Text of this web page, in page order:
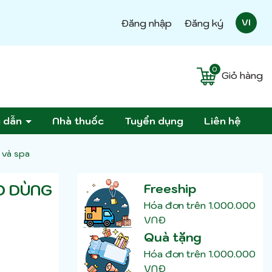
Đăng nhập Đăng ký VI
Giỏ hàng
0
dẫn Nhà thuốc Tuyển dụng Liên hệ
spa
DÙNG Freeship
Hóa đơn trên 1.000.000
VNĐ
Quà tặng
Hóa đơn trên 1.000.000
VNĐ